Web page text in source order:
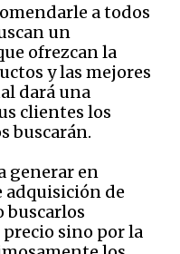
a todos
un
ofrezcan la
y las mejores
dará una
clientes los
buscarán.
generar en
adquisición de
buscarlos
sino por la